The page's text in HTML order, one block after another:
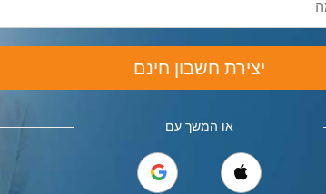
יצירת חשבון חינם
או המשך עם